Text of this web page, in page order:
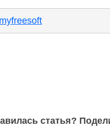
myfreesoft
статья?